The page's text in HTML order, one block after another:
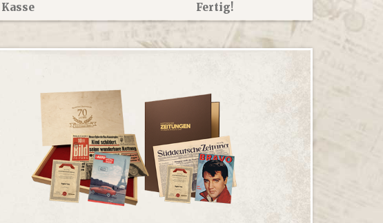
Kasse Fertig!